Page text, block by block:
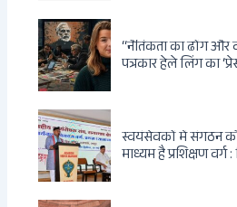
“नैतिकता का ढोंग और
पत्रकार हेले लिंग का
स्वयंसेवकों में संगठन
माध्यम है प्रशिक्षण वर्ग :